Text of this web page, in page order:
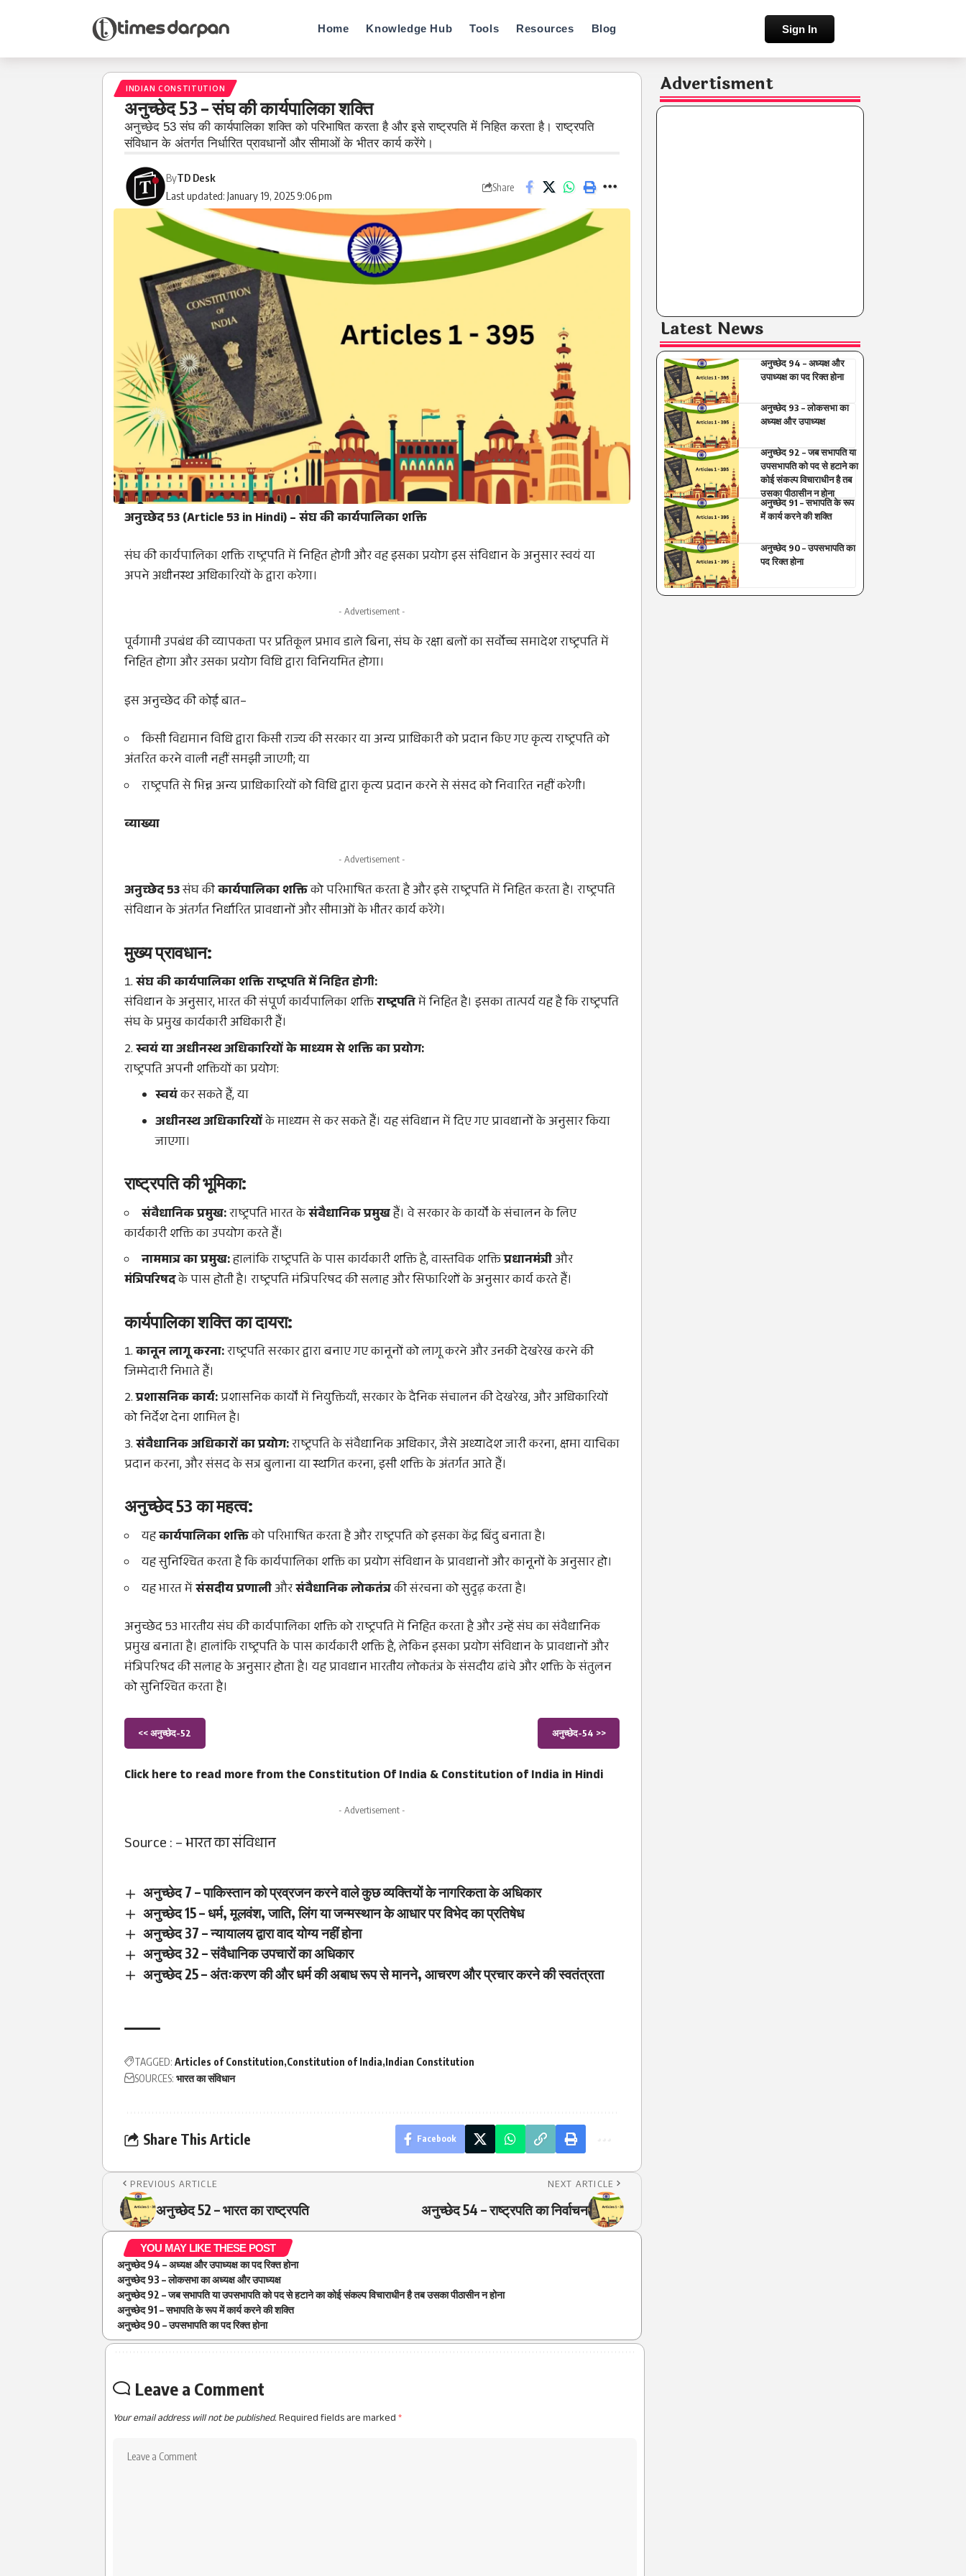
Home Knowledge Hub Tools Resources Blog Sign In
INDIAN CONSTITUTION
अनुच्छेद 53 – संघ की कार्यपालिका शक्ति
अनुच्छेद 53 संघ की कार्यपालिका शक्ति को परिभाषित करता है और इसे राष्ट्रपति में निहित करता है। राष्ट्रपति
संविधान के अंतर्गत निर्धारित प्रावधानों और सीमाओं के भीतर कार्य करेंगे।
Last updated: January 19, 2025 9:06 pm
ByTD Desk
Share
अनुच्छेद 53 (Article 53 in Hindi) – संघ की कार्यपालिका शक्ति
संघ की कार्यपालिका शक्ति राष्ट्रपति में निहित होगी और वह इसका प्रयोग इस संविधान के अनुसार स्वयं या
अपने अधीनस्थ अधिकारियों के द्वारा करेगा।
- Advertisement -
पूर्वगामी उपबंध की व्यापकता पर प्रतिकूल प्रभाव डाले बिना, संघ के रक्षा बलों का सर्वोच्च समादेश राष्ट्रपति में
निहित होगा और उसका प्रयोग विधि द्वारा विनियमित होगा।
इस अनुच्छेद की कोई बात–
किसी विद्यमान विधि द्वारा किसी राज्य की सरकार या अन्य प्राधिकारी को प्रदान किए गए कृत्य राष्ट्रपति को
अंतरित करने वाली नहीं समझी जाएगी; या
राष्ट्रपति से भिन्न अन्य प्राधिकारियों को विधि द्वारा कृत्य प्रदान करने से संसद को निवारित नहीं करेगी।
व्याख्या
- Advertisement -
अनुच्छेद 53संघ कीकार्यपालिका शक्तिको परिभाषित करता है और इसे राष्ट्रपति में निहित करता है। राष्ट्रपति
संविधान के अंतर्गत निर्धारित प्रावधानों और सीमाओं के भीतर कार्य करेंगे।
मुख्य प्रावधान:
संघ की कार्यपालिका शक्ति राष्ट्रपति में निहित होगी:
संविधान के अनुसार, भारत की संपूर्ण कार्यपालिका शक्तिराष्ट्रपतिमें निहित है। इसका तात्पर्य यह है कि राष्ट्रपति
संघ के प्रमुख कार्यकारी अधिकारी हैं।
स्वयं या अधीनस्थ अधिकारियों के माध्यम से शक्ति का प्रयोग:
राष्ट्रपति अपनी शक्तियों का प्रयोग:
स्वयंकर सकते हैं, या
अधीनस्थ अधिकारियोंके माध्यम से कर सकते हैं। यह संविधान में दिए गए प्रावधानों के अनुसार किया
जाएगा।
राष्ट्रपति की भूमिका:
संवैधानिक प्रमुख:राष्ट्रपति भारत केसंवैधानिक प्रमुखहैं। वे सरकार के कार्यों के संचालन के लिए
कार्यकारी शक्ति का उपयोग करते हैं।
नाममात्र का प्रमुख:हालांकि राष्ट्रपति के पास कार्यकारी शक्ति है, वास्तविक शक्तिप्रधानमंत्रीऔर
मंत्रिपरिषदके पास होती है। राष्ट्रपति मंत्रिपरिषद की सलाह और सिफारिशों के अनुसार कार्य करते हैं।
कार्यपालिका शक्ति का दायरा:
कानून लागू करना:राष्ट्रपति सरकार द्वारा बनाए गए कानूनों को लागू करने और उनकी देखरेख करने की
जिम्मेदारी निभाते हैं।
प्रशासनिक कार्य:प्रशासनिक कार्यों में नियुक्तियाँ, सरकार के दैनिक संचालन की देखरेख, और अधिकारियों
को निर्देश देना शामिल है।
संवैधानिक अधिकारों का प्रयोग:राष्ट्रपति के संवैधानिक अधिकार, जैसे अध्यादेश जारी करना, क्षमा याचिका
प्रदान करना, और संसद के सत्र बुलाना या स्थगित करना, इसी शक्ति के अंतर्गत आते हैं।
अनुच्छेद 53 का महत्व:
यहकार्यपालिका शक्तिको परिभाषित करता है और राष्ट्रपति को इसका केंद्र बिंदु बनाता है।
यह सुनिश्चित करता है कि कार्यपालिका शक्ति का प्रयोग संविधान के प्रावधानों और कानूनों के अनुसार हो।
यह भारत मेंसंसदीय प्रणालीऔरसंवैधानिक लोकतंत्रकी संरचना को सुदृढ़ करता है।
अनुच्छेद 53 भारतीय संघ की कार्यपालिका शक्ति को राष्ट्रपति में निहित करता है और उन्हें संघ का संवैधानिक
प्रमुख बनाता है। हालांकि राष्ट्रपति के पास कार्यकारी शक्ति है, लेकिन इसका प्रयोग संविधान के प्रावधानों और
मंत्रिपरिषद की सलाह के अनुसार होता है। यह प्रावधान भारतीय लोकतंत्र के संसदीय ढांचे और शक्ति के संतुलन
को सुनिश्चित करता है।
<< अनुच्छेद-52 अनुच्छेद-54 >>
Click here to read more from theConstitution Of India &Constitution of India in Hindi
- Advertisement -
Source : –भारत का संविधान
अनुच्छेद 7 – पाकिस्तान को प्रव्रजन करने वाले कुछ व्यक्तियों के नागरिकता के अधिकार
अनुच्छेद 15 – धर्म, मूलवंश, जाति, लिंग या जन्मस्थान के आधार पर विभेद का प्रतिषेध
अनुच्छेद 37 – न्यायालय द्वारा वाद योग्य नहीं होना
अनुच्छेद 32 – संवैधानिक उपचारों का अधिकार
अनुच्छेद 25 – अंतःकरण की और धर्म की अबाध रूप से मानने, आचरण और प्रचार करने की स्वतंत्रता
TAGGED: Articles of Constitution Constitution of India Indian Constitution
SOURCES: भारत का संविधान
Share This Article Facebook
PREVIOUS ARTICLE
अनुच्छेद 52 – भारत का राष्ट्रपति
NEXT ARTICLE
अनुच्छेद 54 – राष्ट्रपति का निर्वाचन
YOU MAY LIKE THESE POST
अनुच्छेद 94 – अध्यक्ष और उपाध्यक्ष का पद रिक्त होना
अनुच्छेद 93 – लोकसभा का अध्यक्ष और उपाध्यक्ष
अनुच्छेद 92 – जब सभापति या उपसभापति को पद से हटाने का कोई संकल्प विचाराधीन है तब उसका पीठासीन न होना
अनुच्छेद 91 – सभापति के रूप में कार्य करने की शक्ति
अनुच्छेद 90 – उपसभापति का पद रिक्त होना
Leave a Comment
Your email address will not be published.Required fields are marked*
Advertisment
Latest News
अनुच्छेद 94 – अध्यक्ष और
उपाध्यक्ष का पद रिक्त होना
अनुच्छेद 93 – लोकसभा का
अध्यक्ष और उपाध्यक्ष
अनुच्छेद 92 – जब सभापति या
उपसभापति को पद से हटाने का
कोई संकल्प विचाराधीन है तब
उसका पीठासीन न होना
अनुच्छेद 91 – सभापति के रूप
में कार्य करने की शक्ति
अनुच्छेद 90 – उपसभापति का
पद रिक्त होना